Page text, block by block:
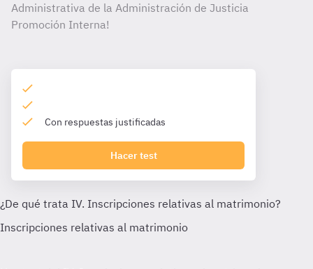
Administrativa de la Administración de Justicia
Promoción Interna!
Con respuestas justificadas
Hacer test